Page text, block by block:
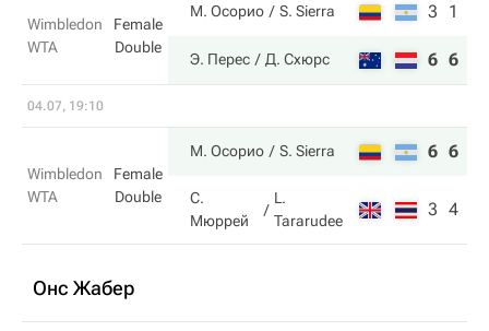
Wimbledon
WTA
Female
Double
М. Осорио S. Sierra 3 1
Э. Перес Д. Схюрс 6 6
04.07, 19:10
Wimbledon
WTA
Female
Double
М. Осорио S. Sierra 6 6
С.
Мюррей
L.
Tararudee
3 4
Онс Жабер